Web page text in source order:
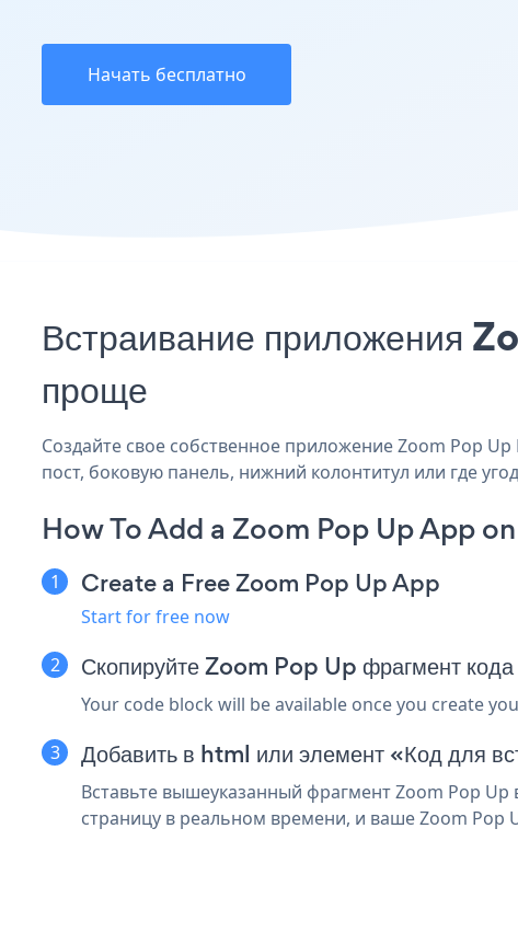
Начать бесплатно
Встраивание приложения
проще
Создайте свое собственное приложение Zoom Pop
пост, боковую панель, нижний колонтитул или где
How To Add a Zoom Pop Up App
Create a Free Zoom Pop Up App
Start for free now
Скопируйте Zoom Pop Up фрагмент
Your code block will be available once you create
Добавить в html или элемент «Код для
Вставьте вышеуказанный фрагмент Zoom Pop
страницу в реальном времени, и ваше Zoom Pop